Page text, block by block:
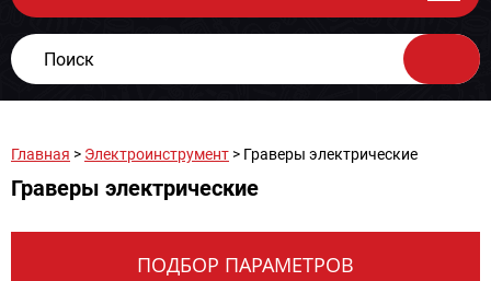
Главная > Электроинструмент > Граверы электрические
Граверы электрические
ПОДБОР ПАРАМЕТРОВ